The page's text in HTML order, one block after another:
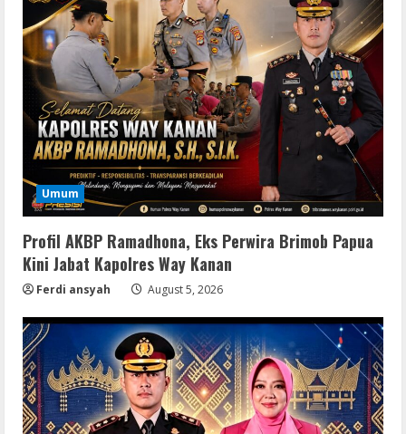
Umum
Profil AKBP Ramadhona, Eks Perwira Brimob Papua
Kini Jabat Kapolres Way Kanan
Ferdi ansyah August 5, 2026